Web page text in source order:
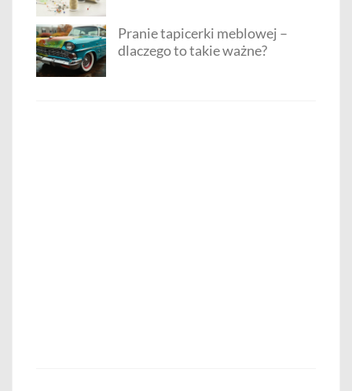
Pranie tapicerki meblowej –
dlaczego to takie ważne?